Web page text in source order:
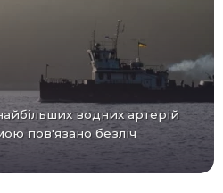
пов'язано безліч